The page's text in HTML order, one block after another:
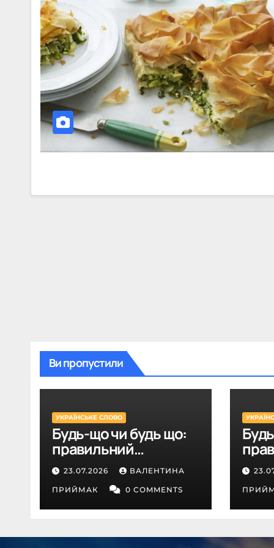
Ви пропустили
УКРАЇНСЬКЕ СЛОВО
Будь-що чи будь що:
правильний
правопис
23.07.2026 ВАЛЕНТИНА
ПРИЙМАК 0 COMMENTS